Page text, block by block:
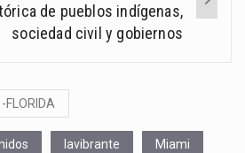
de pueblos indígenas,
sociedad civil y gobiernos
FLORIDA
lavibrante Miami